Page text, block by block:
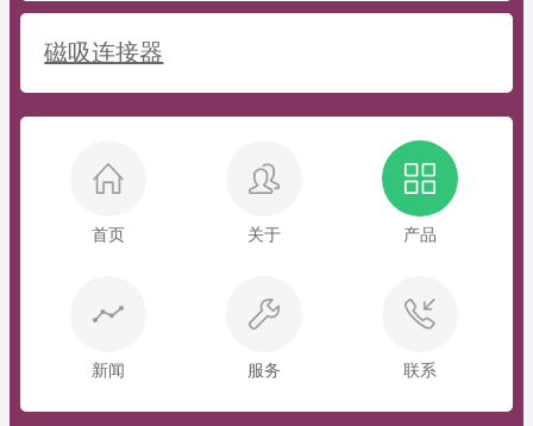
磁吸连接器
首页 关于 产品
新闻 服务 联系